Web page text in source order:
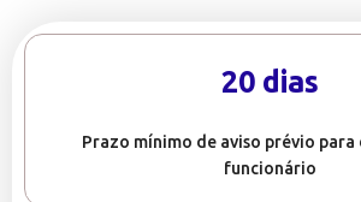
20 dias
Prazo mínimo de aviso prévio para
funcionário